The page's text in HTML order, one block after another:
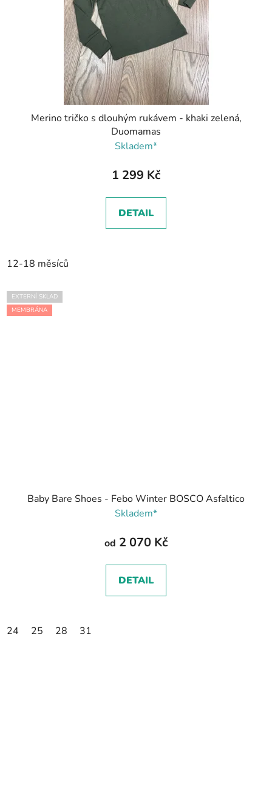
Merino tričko s dlouhým rukávem - khaki zelená,
Duomamas
Skladem*
1 299 Kč
DETAIL
12-18 měsíců
EXTERNÍ SKLAD
MEMBRÁNA
Baby Bare Shoes - Febo Winter BOSCO Asfaltico
Skladem*
od 2 070 Kč
DETAIL
24 25 28 31